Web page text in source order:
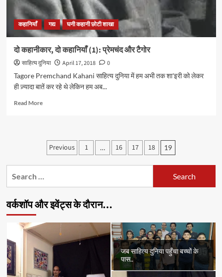
कहानियाँ गद्य घनी कहानी छोटी शाखा
दो कहानीकार, दो कहानियाँ (1): प्रेमचंद और टैगोर
साहित्य दुनिया April 17, 2018
0
Tagore Premchand Kahani साहित्य दुनिया में हम अभी तक शा'इरी को लेकर
ही ज़्यादा बातें कर रहे थे लेकिन हम अब...
Read MoreRead
कहानीकार,
(1):
प्रेमचंद
और
Posts
pagination
Previous 1 … 16 17 18 19
वर्कशॉप और इवेंट्स के दौरान…
जब साहित्य दुनिया पहुँचा बच्चों के
पास..